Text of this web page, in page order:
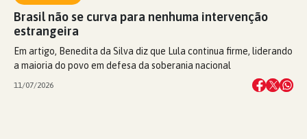
Brasil não se curva para nenhuma intervenção
estrangeira
Em artigo, Benedita da Silva diz que Lula continua firme, liderando
a maioria do povo em defesa da soberania nacional
11/07/2026